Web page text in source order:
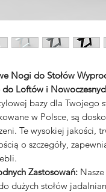
Nogi do Stołów
do Loftów i
bazy dla Twojego
w Polsce, są
Te wysokiej jakości,
o szczegóły,
Zastosowań:
dużych stołów